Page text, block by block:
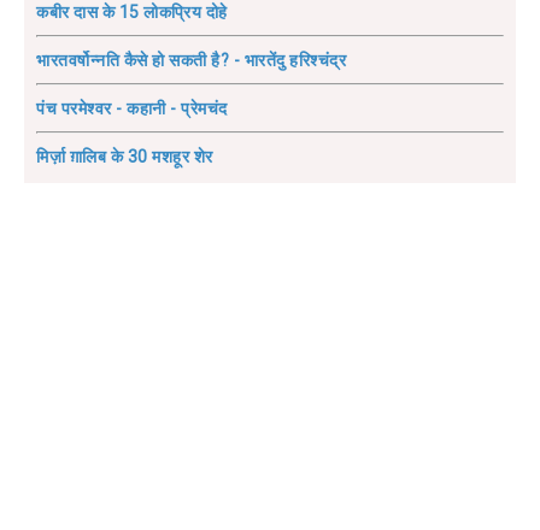
कबीर दास के 15 लोकप्रिय दोहे
भारतवर्षोन्नति कैसे हो सकती है? - भारतेंदु हरिश्चंद्र
पंच परमेश्वर - कहानी - प्रेमचंद
मिर्ज़ा ग़ालिब के 30 मशहूर शेर